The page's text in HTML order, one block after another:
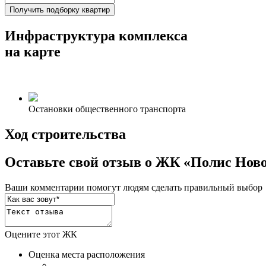
Получить подборку квартир
Инфраструктура комплекса
на карте
Остановки общественного транспорта
Ход строительства
Оставьте свой отзыв о ЖК «Полис
Ваши комментарии помогут людям сделать правильный выбор
Оцените этот ЖК
Оценка места расположения